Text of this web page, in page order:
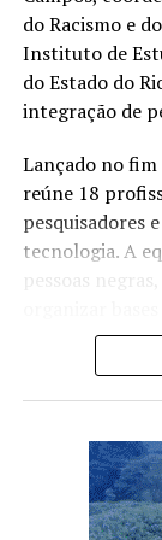
Criado pelo
formulário
coleta de
integração à
O
Foto: Agência
Compartilhe isso:
LinkedIn
do Racismo e
Instituto de
do Estado do
integração de
Lançado no fim
reúne 18
pesquisadores
tecnologia. A
pessoas
acadêmica
raciais, mas
mecanismos
“é muito mais
impacta nas